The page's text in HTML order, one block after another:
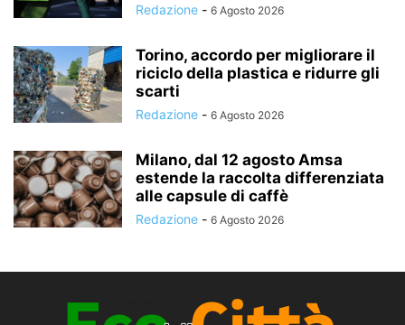
Redazione - 6 Agosto 2026
Torino, accordo per migliorare il
riciclo della plastica e ridurre gli
scarti
Redazione - 6 Agosto 2026
Milano, dal 12 agosto Amsa
estende la raccolta differenziata
alle capsule di caffè
Redazione - 6 Agosto 2026